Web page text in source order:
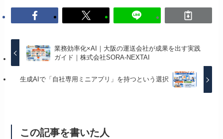
業務効率化×AI｜大阪の運送会社が成果を出す実践
ガイド｜株式会社SORA-NEXTAI
生成AIで「自社専用ミニアプリ」を持つという選択
この記事を書いた人